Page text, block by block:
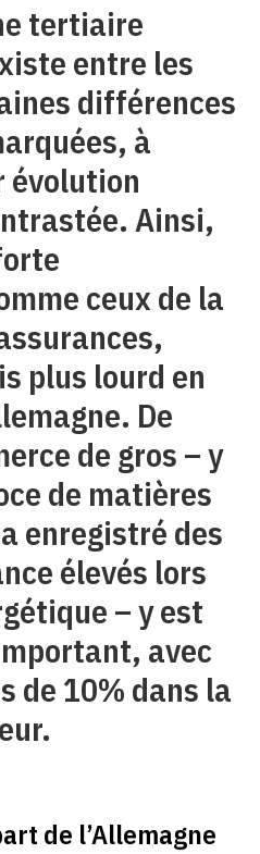
tertiaire
entre les
différences
à
évolution
Ainsi,
ceux de la
plus lourd en
De
de gros – y
de matières
enregistré des
élevés lors
– y est
avec
de 10% dans la
de l’Allemagne